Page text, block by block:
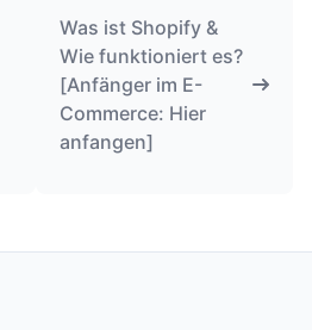
Was ist Shopify &
Wie funktioniert es?
[Anfänger im E-
Commerce: Hier
anfangen]